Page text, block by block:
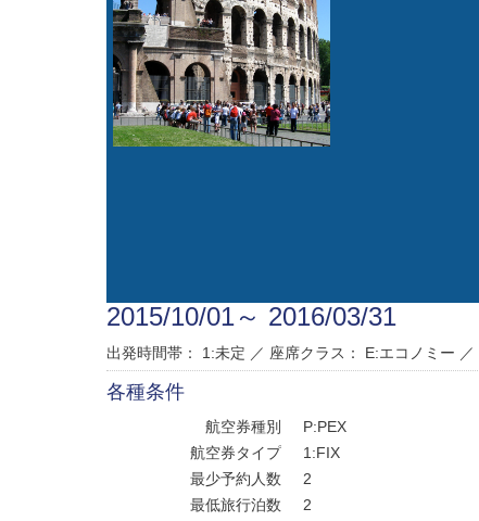
2015/10/01～ 2016/03/31
出発時間帯： 1:未定 ／ 座席クラス： E:エコノミー ／
各種条件
航空券種別
P:PEX
航空券タイプ
1:FIX
最少予約人数
2
最低旅行泊数
2